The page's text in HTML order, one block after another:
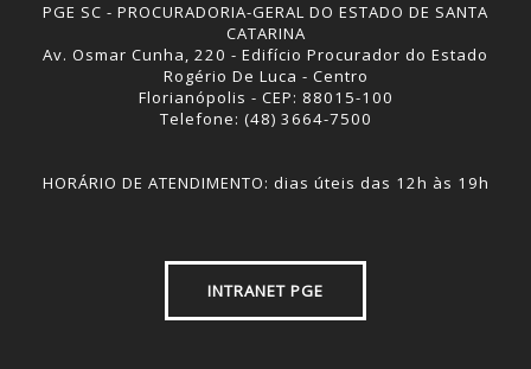
PGE SC - PROCURADORIA-GERAL DO ESTADO DE SANTA
CATARINA
Av. Osmar Cunha, 220 - Edifício Procurador do Estado
Rogério De Luca - Centro
Florianópolis - CEP: 88015-100
Telefone: (48) 3664-7500
HORÁRIO DE ATENDIMENTO: dias úteis das 12h às 19h
INTRANET PGE